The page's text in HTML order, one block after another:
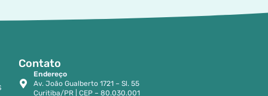
Contato
Endereço
Av. João Gualberto 1721 – Sl. 55
Curitiba/PR | CEP – 80.030.001